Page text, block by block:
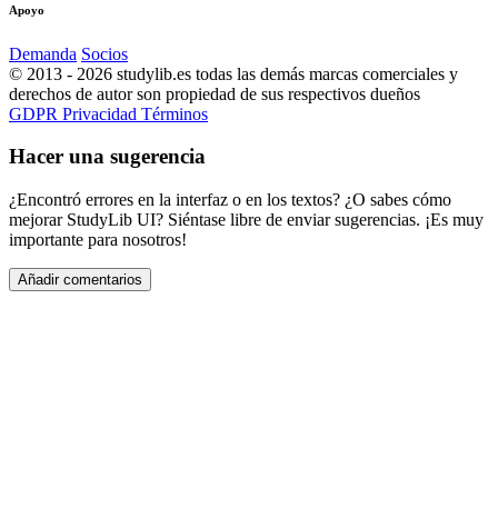
Apoyo
Demanda Socios
© 2013 - 2026 studylib.es todas las demás marcas comerciales y
derechos de autor son propiedad de sus respectivos dueños
GDPR Privacidad Términos
Hacer una sugerencia
¿Encontró errores en la interfaz o en los textos? ¿O sabes cómo
mejorar StudyLib UI? Siéntase libre de enviar sugerencias. ¡Es muy
importante para nosotros!
Añadir comentarios